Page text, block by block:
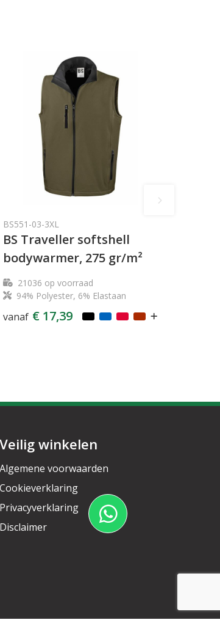
BS551-03-3XL
BS Traveller softshell
bodywarmer, 275 gr/m²
21036 op voorraad
94% Polyester, 6% Elastaan
vanaf € 17,39
Veilig winkelen
Algemene voorwaarden
Cookieverklaring
Privacyverklaring
Disclaimer